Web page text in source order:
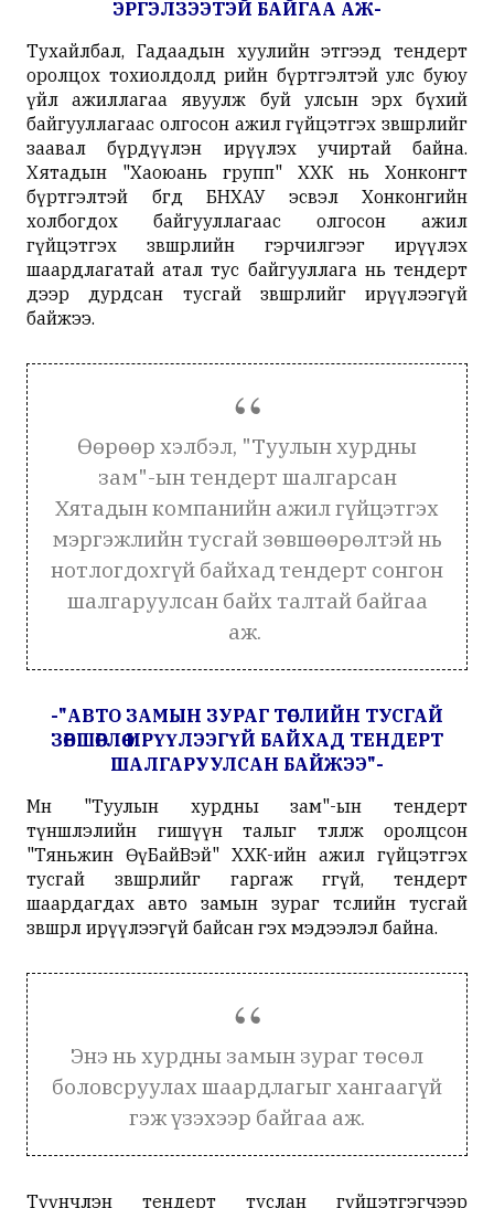
ЭРГЭЛЗЭЭТЭЙ БАЙГАА АЖ-
Тухайлбал, Гадаадын хуулийн этгээд тендерт
оролцох тохиолдолд өөрийн бүртгэлтэй улс буюу
үйл ажиллагаа явуулж буй улсын эрх бүхий
байгууллагаас олгосон ажил гүйцэтгэх зөвшөөрлийг
заавал бүрдүүлэн ирүүлэх учиртай байна.
Хятадын "Хаоюань групп" ХХК нь Хонконгт
бүртгэлтэй бөгөөд БНХАУ эсвэл Хонконгийн
холбогдох байгууллагаас олгосон ажил
гүйцэтгэх зөвшөөрлийн гэрчилгээг ирүүлэх
шаардлагатай атал тус байгууллага нь тендерт
дээр дурдсан тусгай зөвшөөрлийг ирүүлээгүй
байжээ.
Өөрөөр хэлбэл, "Туулын хурдны
зам"-ын тендерт шалгарсан
Хятадын компанийн ажил гүйцэтгэх
мэргэжлийн тусгай зөвшөөрөлтэй нь
нотлогдохгүй байхад тендерт сонгон
шалгаруулсан байх талтай байгаа
аж.
-"АВТО ЗАМЫН ЗУРАГ ТӨСЛИЙН ТУСГАЙ
ЗӨВШӨӨРЛӨӨ ИРҮҮЛЭЭГҮЙ БАЙХАД ТЕНДЕРТ
ШАЛГАРУУЛСАН БАЙЖЭЭ"-
Мөн "Туулын хурдны зам"-ын тендерт
түншлэлийн гишүүн талыг төлөөлж оролцсон
"Тяньжин ӨүБайВэй" ХХК-ийн ажил гүйцэтгэх
тусгай зөвшөөрлийг гаргаж өгөөгүй, тендерт
шаардагдах авто замын зураг төслийн тусгай
зөвшөөрөл ирүүлээгүй байсан гэх мэдээлэл байна.
Энэ нь хурдны замын зураг төсөл
боловсруулах шаардлагыг хангаагүй
гэж үзэхээр байгаа аж.
Түүнчлэн тендерт туслан гүйцэтгэгчээр